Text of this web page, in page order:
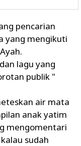
pencarian
yang mengikuti
lagu yang
publik "
air mata
anak yatim
mengomentari
sudah